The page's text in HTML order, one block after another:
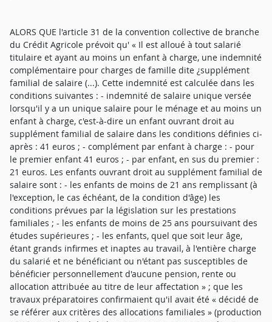
ALORS QUE l'article 31 de la convention collective de branche
du Crédit Agricole prévoit qu' « Il est alloué à tout salarié
titulaire et ayant au moins un enfant à charge, une indemnité
complémentaire pour charges de famille dite ¿supplément
familial de salaire (...). Cette indemnité est calculée dans les
conditions suivantes : - indemnité de salaire unique versée
lorsqu'il y a un unique salaire pour le ménage et au moins un
enfant à charge, c'est-à-dire un enfant ouvrant droit au
supplément familial de salaire dans les conditions définies ci-
après : 41 euros ; - complément par enfant à charge : - pour
le premier enfant 41 euros ; - par enfant, en sus du premier :
21 euros. Les enfants ouvrant droit au supplément familial de
salaire sont : - les enfants de moins de 21 ans remplissant (à
l'exception, le cas échéant, de la condition d'âge) les
conditions prévues par la législation sur les prestations
familiales ; - les enfants de moins de 25 ans poursuivant des
études supérieures ; - les enfants, quel que soit leur âge,
étant grands infirmes et inaptes au travail, à l'entière charge
du salarié et ne bénéficiant ou n'étant pas susceptibles de
bénéficier personnellement d'aucune pension, rente ou
allocation attribuée au titre de leur affectation » ; que les
travaux préparatoires confirmaient qu'il avait été « décidé de
se référer aux critères des allocations familiales » (production